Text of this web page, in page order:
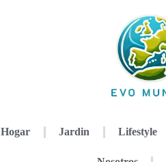
Hogar Jardin Lifestyle